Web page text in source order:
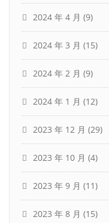
2024 年 4 月 (9)
2024 年 3 月 (15)
2024 年 2 月 (9)
2024 年 1 月 (12)
2023 年 12 月 (29)
2023 年 10 月 (4)
2023 年 9 月 (11)
2023 年 8 月 (15)